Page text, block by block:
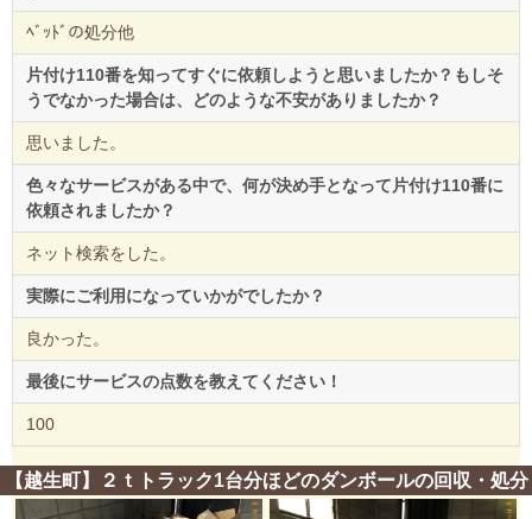
ﾍﾞｯﾄﾞの処分他
片付け110番を知ってすぐに依頼しようと思いましたか？もしそ
うでなかった場合は、どのような不安がありましたか？
思いました。
色々なサービスがある中で、何が決め手となって片付け110番に
依頼されましたか？
ネット検索をした。
実際にご利用になっていかがでしたか？
良かった。
最後にサービスの点数を教えてください！
100
【越生町】２ｔトラック1台分ほどのダンボールの回収・処分